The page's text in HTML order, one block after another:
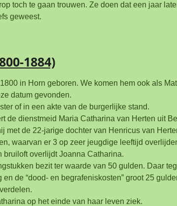
toch te gaan trouwen. Ze doen dat een jaar
geweest.
1884)
in Horn geboren. We komen hem ook als
datum gevonden.
of in een akte van de burgerlijke stand.
de dienstmeid Maria Catharina van Herten uit
met de 22-jarige dochter van Henricus van
waarvan er 3 op zeer jeugdige leeftijd
bruiloft overlijdt Joanna Catharina.
bezit ter waarde van 50 gulden. Daar
de “dood- en begrafeniskosten” groot 25
op het einde van haar leven ziek.